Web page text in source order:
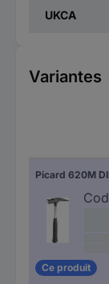
UKCA
Variantes
Ce produit